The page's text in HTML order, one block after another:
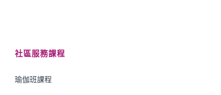
社區服務課程
瑜伽班課程